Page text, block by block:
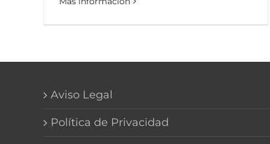
Aviso Legal
Política de Privacidad